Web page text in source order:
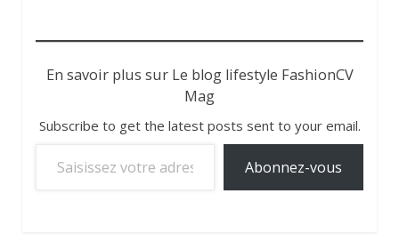
En savoir plus sur Le blog lifestyle FashionCV
Mag
Subscribe to get the latest posts sent to your email.
Abonnez-vous